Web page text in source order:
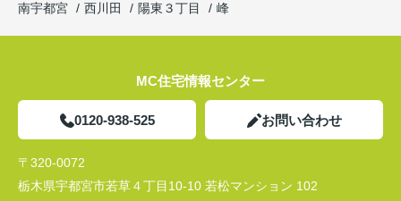
南宇都宮
西川田 陽東３丁目 峰
MC住宅情報センター
0120-938-525 お問い合わせ
〒320-0072
栃木県宇都宮市若草４丁目10-10 若松マンション 102